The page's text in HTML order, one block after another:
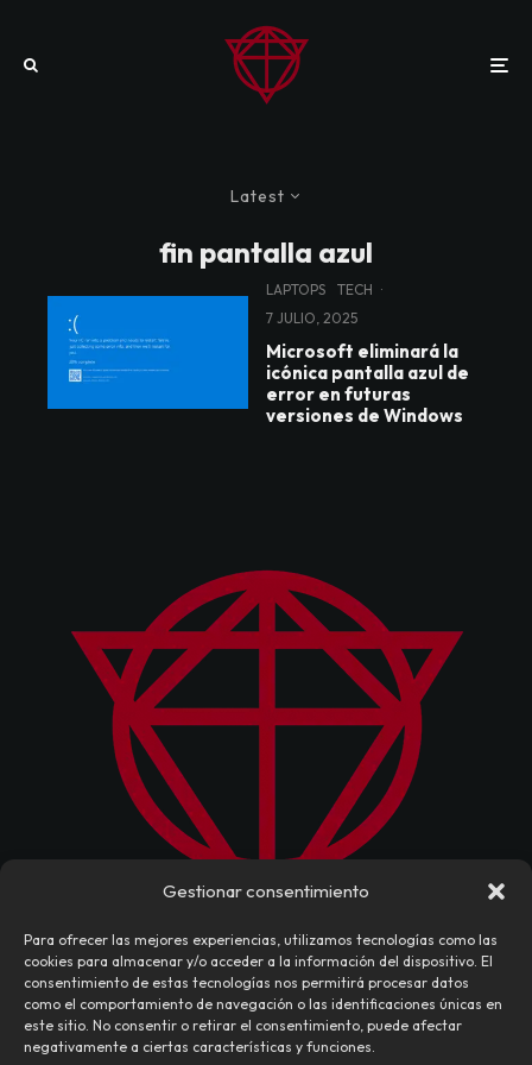
Gestionar consentimiento
Para ofrecer las mejores experiencias, utilizamos tecnologías como las
cookies para almacenar y/o acceder a la información del dispositivo. El
consentimiento de estas tecnologías nos permitirá procesar datos
como el comportamiento de navegación o las identificaciones únicas en
este sitio. No consentir o retirar el consentimiento, puede afectar
negativamente a ciertas características y funciones.
Latest
fin pantalla azul
LAPTOPS TECH ·
7 JULIO, 2025
Microsoft eliminará la
icónica pantalla azul de
error en futuras
versiones de Windows